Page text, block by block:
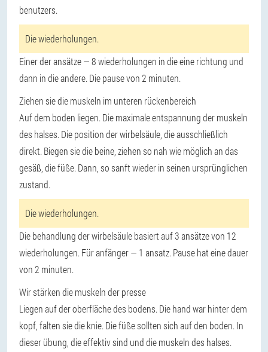
benutzers.
Die wiederholungen.
Einer der ansätze — 8 wiederholungen in die eine richtung und
dann in die andere. Die pause von 2 minuten.
Ziehen sie die muskeln im unteren rückenbereich
Auf dem boden liegen. Die maximale entspannung der muskeln
des halses. Die position der wirbelsäule, die ausschließlich
direkt. Biegen sie die beine, ziehen so nah wie möglich an das
gesäß, die füße. Dann, so sanft wieder in seinen ursprünglichen
zustand.
Die wiederholungen.
Die behandlung der wirbelsäule basiert auf 3 ansätze von 12
wiederholungen. Für anfänger — 1 ansatz. Pause hat eine dauer
von 2 minuten.
Wir stärken die muskeln der presse
Liegen auf der oberfläche des bodens. Die hand war hinter dem
kopf, falten sie die knie. Die füße sollten sich auf den boden. In
dieser übung, die effektiv sind und die muskeln des halses.